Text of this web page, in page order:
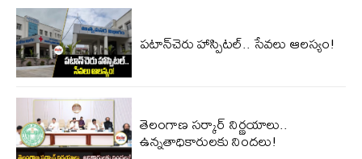
పటాన్‌చెరు హాస్పిటల్.. సేవలు ఆలస్యం!
తెలంగాణ సర్కార్ నిర్ణయాలు..
ఉన్నతాధికారులకు నిందలు!